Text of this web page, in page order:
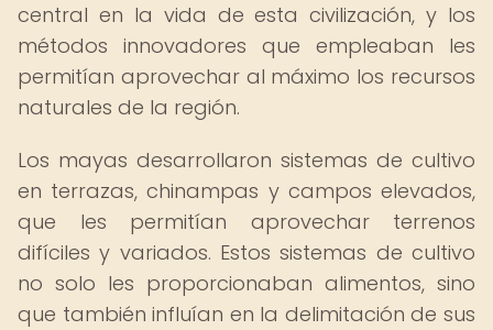
central en la vida de esta civilización, y los
métodos innovadores que empleaban les
permitían aprovechar al máximo los recursos
naturales de la región.
Los mayas desarrollaron sistemas de cultivo
en terrazas, chinampas y campos elevados,
que les permitían aprovechar terrenos
difíciles y variados. Estos sistemas de cultivo
no solo les proporcionaban alimentos, sino
que también influían en la delimitación de sus